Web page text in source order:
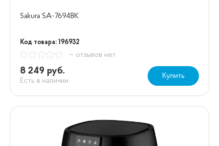
Sakura SA-7694BK
Код товара: 196932
— отзывов нет
8 249 руб.
Есть в наличии
Купить